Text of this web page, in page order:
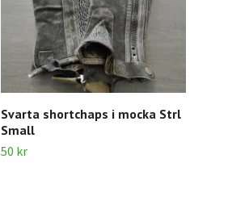
Svarta shortchaps i mocka Strl
Small
50 kr